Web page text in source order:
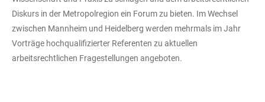
Diskurs in der Metropolregion ein Forum zu bieten. Im Wechsel
zwischen Mannheim und Heidelberg werden mehrmals im Jahr
Vorträge hochqualifizierter Referenten zu aktuellen
arbeitsrechtlichen Fragestellungen angeboten.